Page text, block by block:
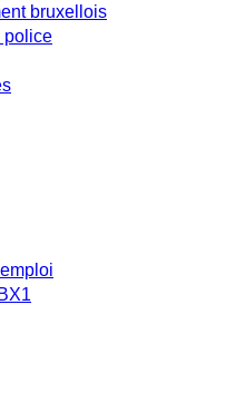
bruxellois
police